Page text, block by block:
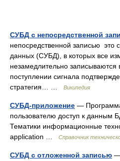
СУБД с непосредственной
непосредственной записью это
данных (СУБД), в которых все
незамедлительно
поступлении сигнала
стратегия… …
Википедия
СУБД-приложение —
пользователю доступ к данным
Тематики информационные
application …
Справочник
СУБД с отложенной записью —